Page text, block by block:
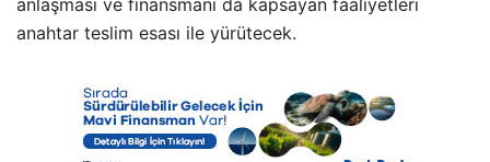
anlaşması ve finansmanı da kapsayan faaliyetleri
anahtar teslim esası ile yürütecek.